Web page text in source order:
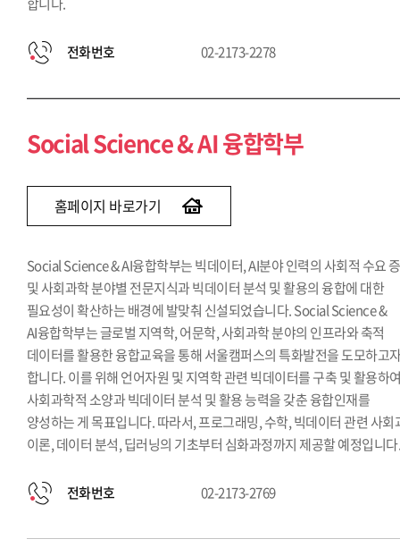
전화번호 02-2173-2278
Social Science & AI 융합학부
홈페이지 바로가기
Social Science & AI융합학부는 빅데이터, AI분야 인력의 사회적 수요
및 사회과학 분야별 전문지식과 빅데이터 분석 및 활용의 융합에 대한
필요성이 확산하는 배경에 발맞춰 신설되었습니다. Social Science &
AI융합학부는 글로벌 지역학, 어문학, 사회과학 분야의 인프라와 축적
데이터를 활용한 융합교육을 통해 서울캠퍼스의 특화발전을 도모하고
합니다. 이를 위해 언어자원 및 지역학 관련 빅데이터를 구축 및 활용하
사회과학적 소양과 빅데이터 분석 및 활용 능력을 갖춘 융합인재를
양성하는 게 목표입니다. 따라서, 프로그래밍, 수학, 빅데이터 관련 사회
이론, 데이터 분석, 딥러닝의 기초부터 심화과정까지 제공할 예정입니
전화번호 02-2173-2769